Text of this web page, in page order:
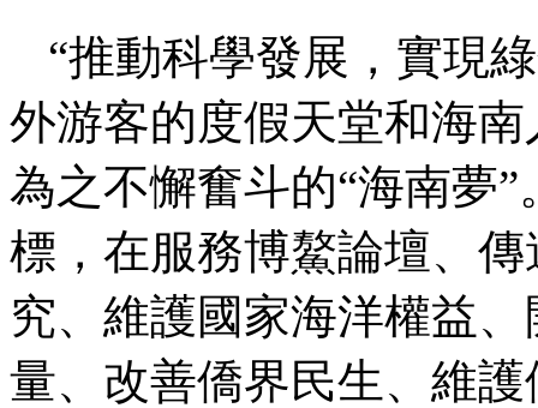
“推動科學發展，實現
外游客的度假天堂和海
為之不懈奮斗的“海南夢
標，在服務博鰲論壇、
究、維護國家海洋權益
量、改善僑界民生、維